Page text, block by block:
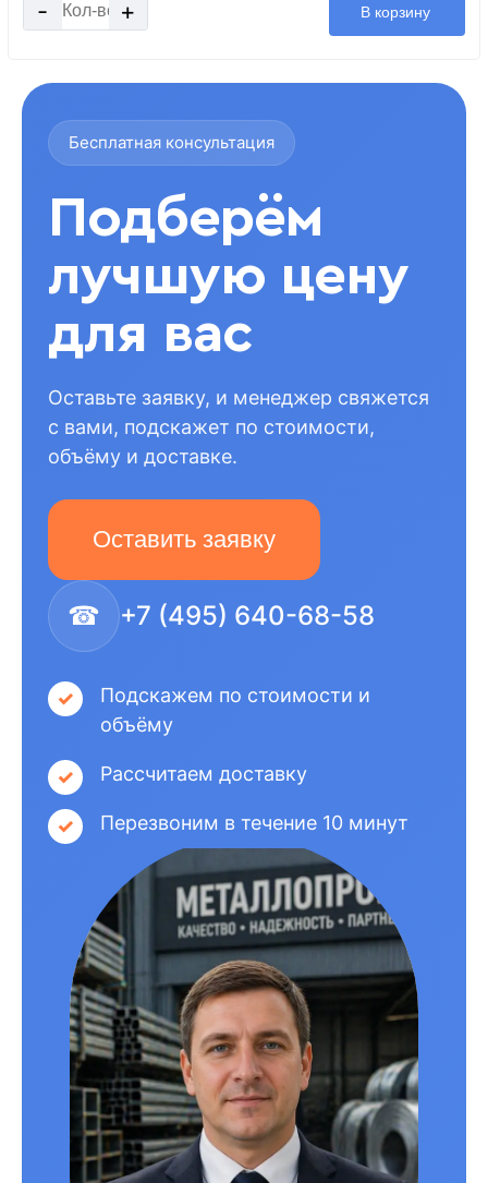
- + В корзину
Бесплатная консультация
Подберём
лучшую цену
для вас
Оставьте заявку, и менеджер свяжется
с вами, подскажет по стоимости,
объёму и доставке.
Оставить заявку
☎ +7 (495) 640-68-58
Подскажем по стоимости и
объёму
Рассчитаем доставку
Перезвоним в течение 10 минут